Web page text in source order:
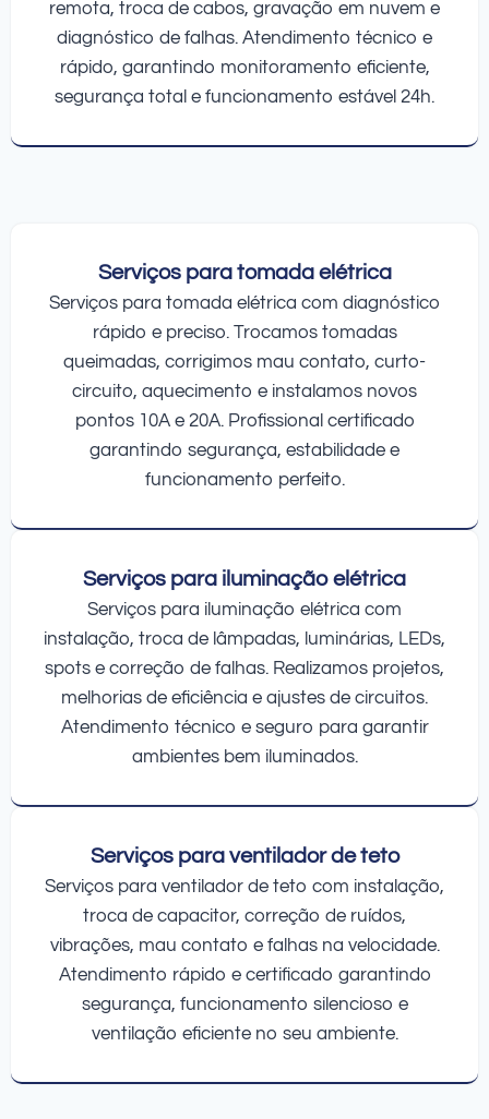
remota, troca de cabos, gravação em nuvem e
diagnóstico de falhas. Atendimento técnico e
rápido, garantindo monitoramento eficiente,
segurança total e funcionamento estável 24h.
Serviços para tomada elétrica
Serviços para tomada elétrica com diagnóstico
rápido e preciso. Trocamos tomadas
queimadas, corrigimos mau contato, curto-
circuito, aquecimento e instalamos novos
pontos 10A e 20A. Profissional certificado
garantindo segurança, estabilidade e
funcionamento perfeito.
Serviços para iluminação elétrica
Serviços para iluminação elétrica com
instalação, troca de lâmpadas, luminárias, LEDs,
spots e correção de falhas. Realizamos projetos,
melhorias de eficiência e ajustes de circuitos.
Atendimento técnico e seguro para garantir
ambientes bem iluminados.
Serviços para ventilador de teto
Serviços para ventilador de teto com instalação,
troca de capacitor, correção de ruídos,
vibrações, mau contato e falhas na velocidade.
Atendimento rápido e certificado garantindo
segurança, funcionamento silencioso e
ventilação eficiente no seu ambiente.